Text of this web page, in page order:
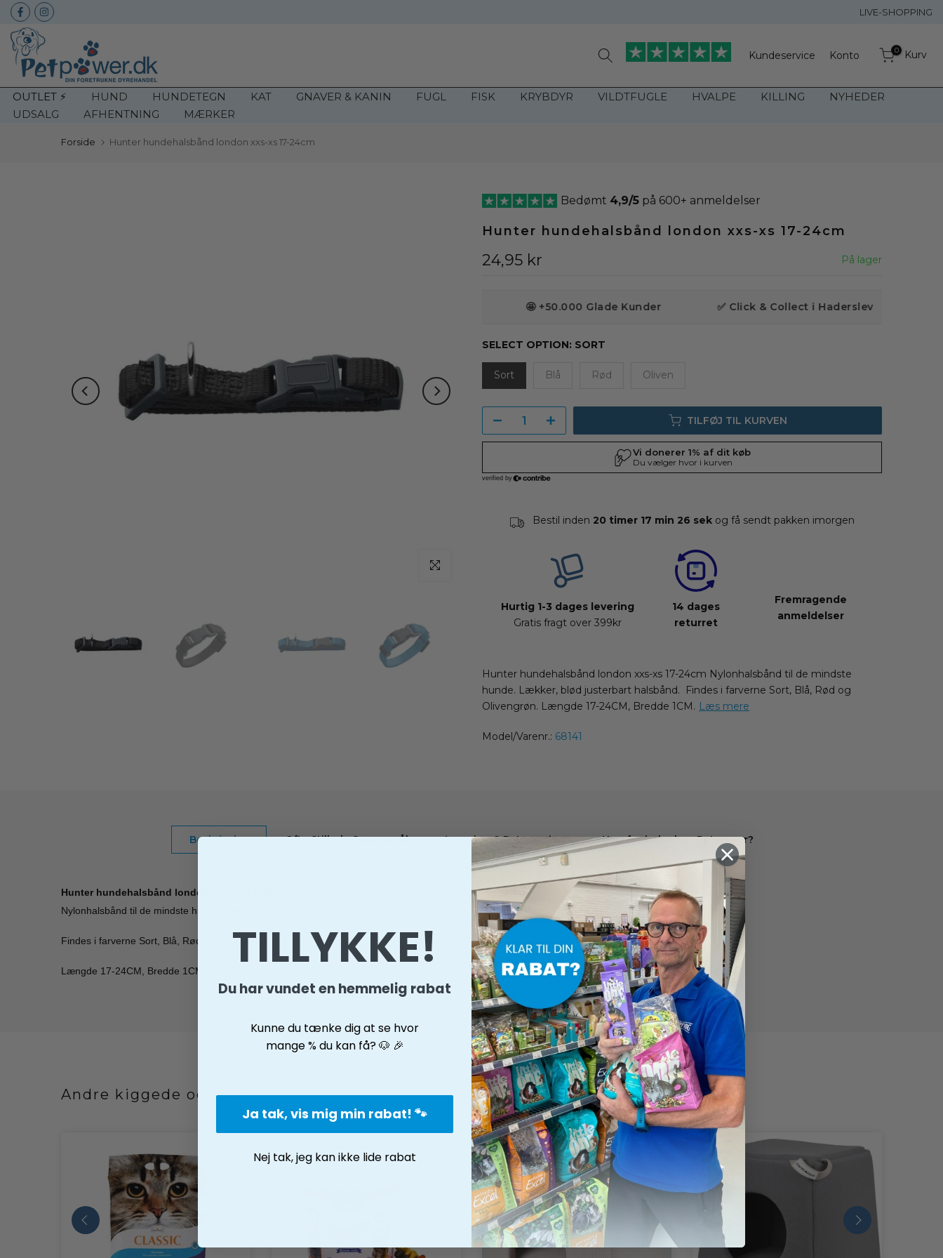
Gå
direkte
til
inholdet
LIVE-SHOPPING
Kundeservice Konto 0 Kurv
OUTLET ⚡️ HUND HUNDETEGN KAT GNAVER & KANIN FUGL FISK KRYBDYR VILDTFUGLE HVALPE KILLING
NYHEDER
UDSALG
AFHENTNING MÆRKER
Forside Hunter hundehalsbånd london xxs-xs 17-24cm
klik for at zoome
Bedømt 4,9/5på 600+ anmeldelser
Hunter hundehalsbånd london xxs-xs 17-24cm
24,95 kr På lager
🤩 +50.000 Glade Kunder ✅ Click & Collect i Haderslev
SELECT OPTION: SORT
Sort Blå Rød Oliven
TILFØJ TIL KURVEN
Bestil inden 20 timer 17 min 25 sek og få sendt pakken imorgen
Hurtig 1-3 dages levering
Gratis fragt over 399kr
14 dages
returret
Fremragende
anmeldelser
Hunter hundehalsbånd london xxs-xs 17-24cm Nylonhalsbånd til de mindste
hunde. Lækker, blød justerbart halsbånd. Findes i farverne Sort, Blå, Rød og
Olivengrøn. Længde 17-24CM, Bredde 1CM. Læs mere
Model/Varenr.: 68141
Beskrivelse Ofte Stillede Spørgsmål Levering & Returnering Hvorfor købe hos Petpower?
Hunter hundehalsbånd london xxs-xs 17-24cm
Nylonhalsbånd til de mindste hunde. Lækker, blød justerbart halsbånd.
Findes i farverne Sort, Blå, Rød og Olivengrøn.
Længde 17-24CM, Bredde 1CM.
Andre kiggede også på
TILLYKKE!
Du har vundet en hemmelig rabat
Kunne du tænke dig at se hvor
mange % du kan få? 🐶 🎉
Ja tak, vis mig min rabat! 🐾
Nej tak, jeg kan ikke lide rabat